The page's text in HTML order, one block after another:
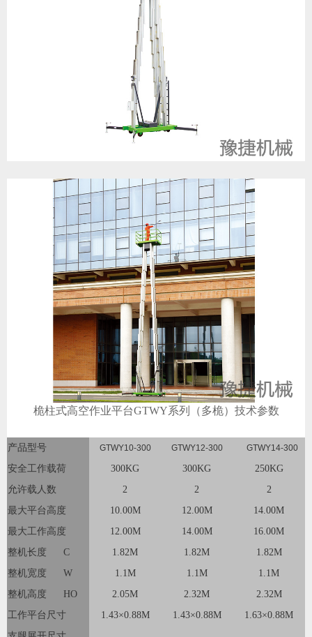
桅柱式高空作业平台GTWY系列（多桅）技术参数
产品型号 GTWY10-300 GTWY12-300 GTWY14-300
安全工作载荷 300KG 300KG
250KG
允许载人数
2 2
2
最大平台高度
10.00M 12.00M
14.00M
最大工作高度
12.00M 14.00M
16.00M
整机长度 C
1.82M 1.82M
1.82M
整机宽度 W
1.1M 1.1M
1.1M
整机高度 HO
2.05M 2.32M
2.32M
工作平台尺寸
1.43×0.88M 1.43×0.88M
1.63×0.88M